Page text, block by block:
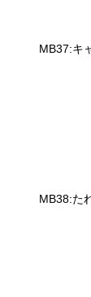
MB37:キ
MB38:た